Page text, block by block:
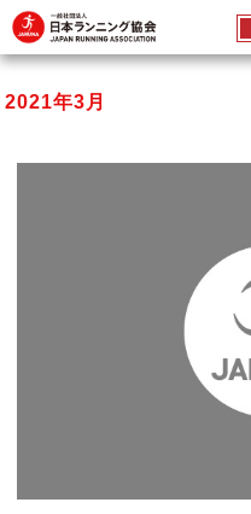
2021年3月